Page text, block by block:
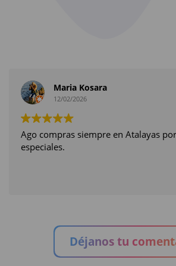
Maria Kosara
12/02/2026
Ago compras siempre en Atalayas
especiales.
Déjanos tu